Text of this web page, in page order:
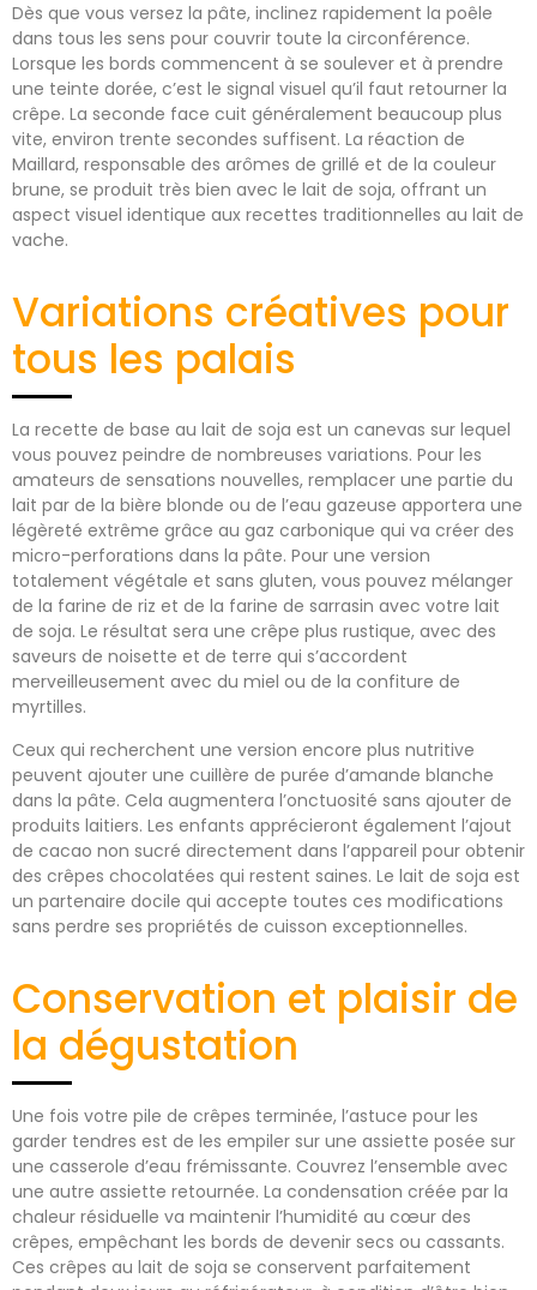
Dès que vous versez la pâte, inclinez rapidement la poêle
dans tous les sens pour couvrir toute la circonférence.
Lorsque les bords commencent à se soulever et à prendre
une teinte dorée, c’est le signal visuel qu’il faut retourner la
crêpe. La seconde face cuit généralement beaucoup plus
vite, environ trente secondes suffisent. La réaction de
Maillard, responsable des arômes de grillé et de la couleur
brune, se produit très bien avec le lait de soja, offrant un
aspect visuel identique aux recettes traditionnelles au lait de
vache.
Variations créatives pour
tous les palais
La recette de base au lait de soja est un canevas sur lequel
vous pouvez peindre de nombreuses variations. Pour les
amateurs de sensations nouvelles, remplacer une partie du
lait par de la bière blonde ou de l’eau gazeuse apportera une
légèreté extrême grâce au gaz carbonique qui va créer des
micro-perforations dans la pâte. Pour une version
totalement végétale et sans gluten, vous pouvez mélanger
de la farine de riz et de la farine de sarrasin avec votre lait
de soja. Le résultat sera une crêpe plus rustique, avec des
saveurs de noisette et de terre qui s’accordent
merveilleusement avec du miel ou de la confiture de
myrtilles.
Ceux qui recherchent une version encore plus nutritive
peuvent ajouter une cuillère de purée d’amande blanche
dans la pâte. Cela augmentera l’onctuosité sans ajouter de
produits laitiers. Les enfants apprécieront également l’ajout
de cacao non sucré directement dans l’appareil pour obtenir
des crêpes chocolatées qui restent saines. Le lait de soja est
un partenaire docile qui accepte toutes ces modifications
sans perdre ses propriétés de cuisson exceptionnelles.
Conservation et plaisir de
la dégustation
Une fois votre pile de crêpes terminée, l’astuce pour les
garder tendres est de les empiler sur une assiette posée sur
une casserole d’eau frémissante. Couvrez l’ensemble avec
une autre assiette retournée. La condensation créée par la
chaleur résiduelle va maintenir l’humidité au cœur des
crêpes, empêchant les bords de devenir secs ou cassants.
Ces crêpes au lait de soja se conservent parfaitement